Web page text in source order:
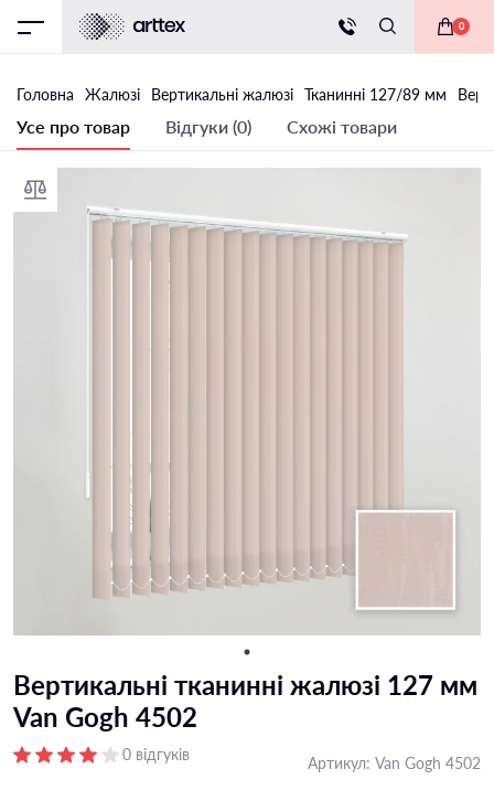
0
Головна Жалюзі Вертикальні жалюзі Тканинні 127/89 мм
Усе про товар Відгуки (0) Схожі товари
Вертикальні тканинні жалюзі 127 мм
Van Gogh 4502
0 відгуків Артикул: Van Gogh 4502